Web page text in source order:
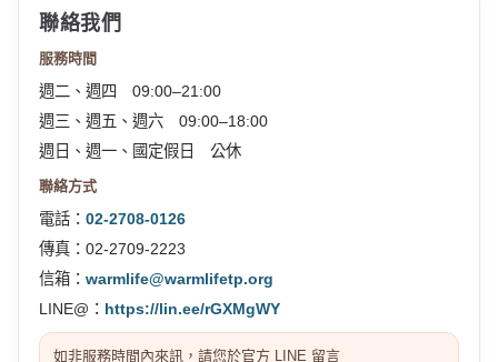
聯絡我們
服務時間
週二、週四 09:00–21:00
週三、週五、週六 09:00–18:00
週日、週一、國定假日 公休
聯絡方式
電話： 02-2708-0126
傳真：02-2709-2223
信箱： warmlife@warmlifetp.org
LINE@： https://lin.ee/rGXMgWY
如非服務時間內來訊，請您於官方 LINE 留言